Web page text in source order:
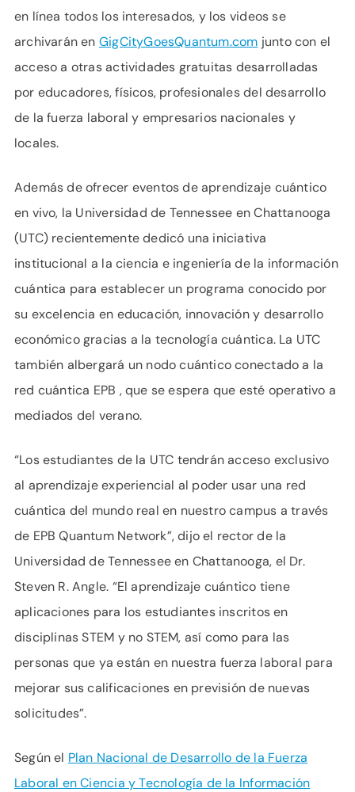
en línea todos los interesados, y los videos se
archivarán en GigCityGoesQuantum.com junto con el
acceso a otras actividades gratuitas desarrolladas
por educadores, físicos, profesionales del desarrollo
de la fuerza laboral y empresarios nacionales y
locales.
Además de ofrecer eventos de aprendizaje cuántico
en vivo, la Universidad de Tennessee en Chattanooga
(UTC) recientemente dedicó una iniciativa
institucional a la ciencia e ingeniería de la información
cuántica para establecer un programa conocido por
su excelencia en educación, innovación y desarrollo
económico gracias a la tecnología cuántica. La UTC
también albergará un nodo cuántico conectado a la
red cuántica EPB , que se espera que esté operativo a
mediados del verano.
“Los estudiantes de la UTC tendrán acceso exclusivo
al aprendizaje experiencial al poder usar una red
cuántica del mundo real en nuestro campus a través
de EPB Quantum Network”, dijo el rector de la
Universidad de Tennessee en Chattanooga, el Dr.
Steven R. Angle. “El aprendizaje cuántico tiene
aplicaciones para los estudiantes inscritos en
disciplinas STEM y no STEM, así como para las
personas que ya están en nuestra fuerza laboral para
mejorar sus calificaciones en previsión de nuevas
solicitudes”.
Según el Plan Nacional de Desarrollo de la Fuerza
Laboral en Ciencia y Tecnología de la Información